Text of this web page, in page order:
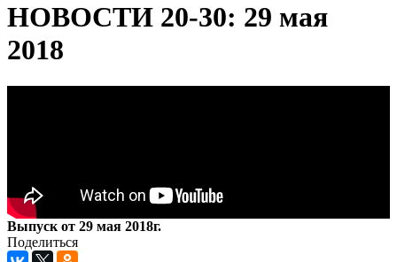
НОВОСТИ 20-30: 29 мая
2018
Выпуск от 29 мая 2018г.
Поделиться